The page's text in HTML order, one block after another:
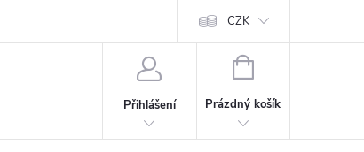
CZK
Přihlášení
NÁKUPNÍ
Prázdný košík